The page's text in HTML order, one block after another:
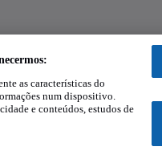
as características do
num dispositivo.
e conteúdos, estudos de